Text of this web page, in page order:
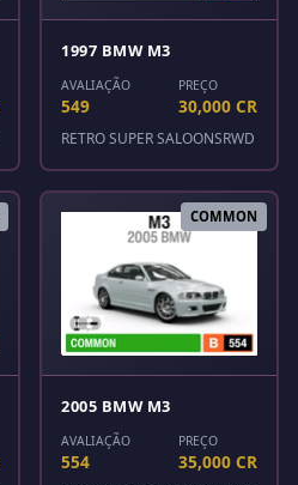
1997 BMW M3
AVALIAÇÃO
549
PREÇO
30,000 CR
RETRO SUPER SALOONSRWD
COMMON
2005 BMW M3
AVALIAÇÃO
554
PREÇO
35,000 CR